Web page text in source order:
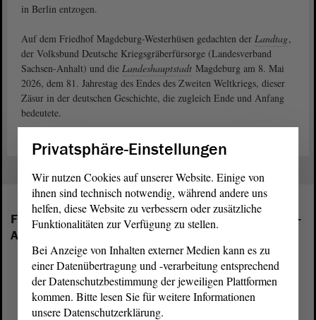
in Berlin entzogen.
Auf dem Friedhof Magdeburg-Westerhüsen gedachten der Landtag,
der Volksbund Deutsche Kriegsgräberfürsorge (Landesverband
Sachsen-Anhalt) und die Landeshauptstadt Magdeburg am 8. Mai
2026, dem 81. Jahrestag des Endes des Zweiten Weltkriegs, dieser
Zäsur in der deutschen Geschichte, die zugleich Ende und Anfang
bedeutete.
Folgende Fraktionen sind im Landtag von Sachsen-
Anhalt vertreten:
Privatsphäre-Einstellungen
Wir nutzen Cookies auf unserer Website. Einige von
ihnen sind technisch notwendig, während andere uns
helfen, diese Website zu verbessern oder zusätzliche
Funktionalitäten zur Verfügung zu stellen.
Bei Anzeige von Inhalten externer Medien kann es zu
einer Datenübertragung und -verarbeitung entsprechend
der Datenschutzbestimmung der jeweiligen Plattformen
kommen. Bitte lesen Sie für weitere Informationen
unsere Datenschutzerklärung.